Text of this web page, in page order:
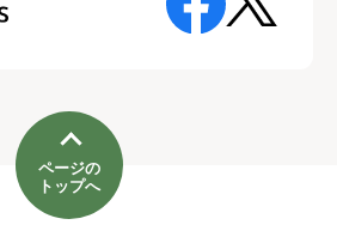
ページの
トップへ